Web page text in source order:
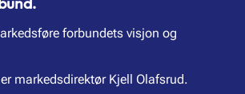
forbundets visjon og
markedsdirektør Kjell Olafsrud.